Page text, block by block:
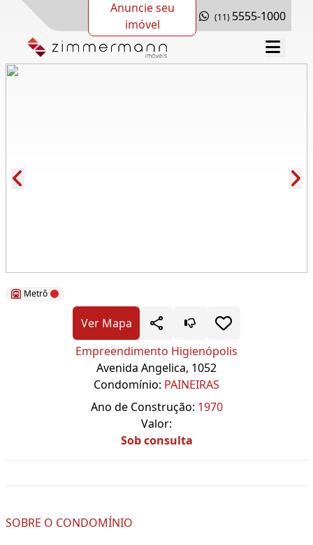
Anuncie seu
imóvel
(11) 5555-1000
Metrô
Ver Mapa
Empreendimento Higienópolis
Avenida Angelica, 1052
Condomínio: PAINEIRAS
Ano de Construção: 1970
Valor:
Sob consulta
SOBRE O CONDOMÍNIO